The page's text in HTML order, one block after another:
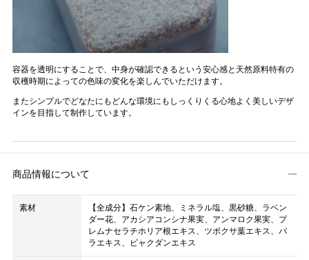
容器を透明にすることで、中身が確認できるという安心感と天然原料特有の
収穫時期によっての色味の変化を楽しんでいただけます。
またシンプルでどなたにもどんな環境にもしっくりくる心地よく美しいデザ
インを目指して制作しています。
商品情報について
素材
【全成分】石ケン素地、ミネラル塩、黒砂糖、ラベン
ダー花、アカシアコンシナ果実、アンマロク果実、プ
レムナセラチホリア根エキス、ツボクサ葉エキス、バ
ラエキス、ビャクダンエキス